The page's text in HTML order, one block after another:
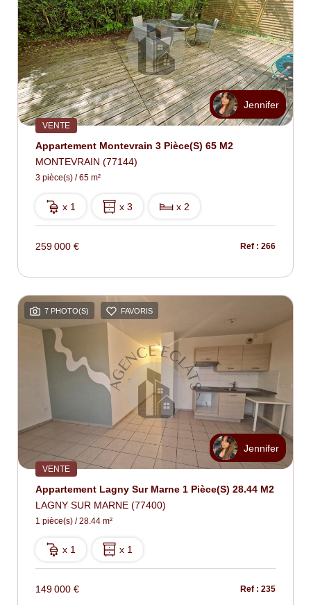
Jennifer
VENTE
Appartement Montevrain 3 Pièce(s) 65 M2
MONTEVRAIN (77144)
3 pièce(s) / 65 m²
x 1 x 3 x 2
259 000 € Ref : 266
7 PHOTO(S) FAVORIS
Jennifer
VENTE
Appartement Lagny Sur Marne 1 Pièce(s) 28.44 M2
LAGNY SUR MARNE (77400)
1 pièce(s) / 28.44 m²
x 1 x 1
149 000 € Ref : 235